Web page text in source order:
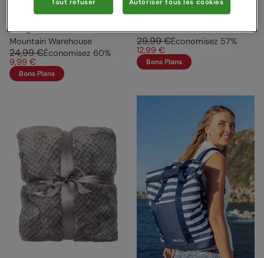
Bouillotte 2 L
Compartiment Pieds
Mountain Warehouse
24,99 €Économisez 60%
9,99 €
Bons Plans
Couverture Épaisse Super
Douce Bleu Marine
Mountain Warehouse
29,99 €Économisez 57%
12,99 €
Bons Plans
Tout refuser Autoriser tous les cookies